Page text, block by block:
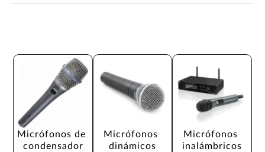
Micrófonos de
condensador
Micrófonos
dinámicos
Micrófonos
inalámbricos